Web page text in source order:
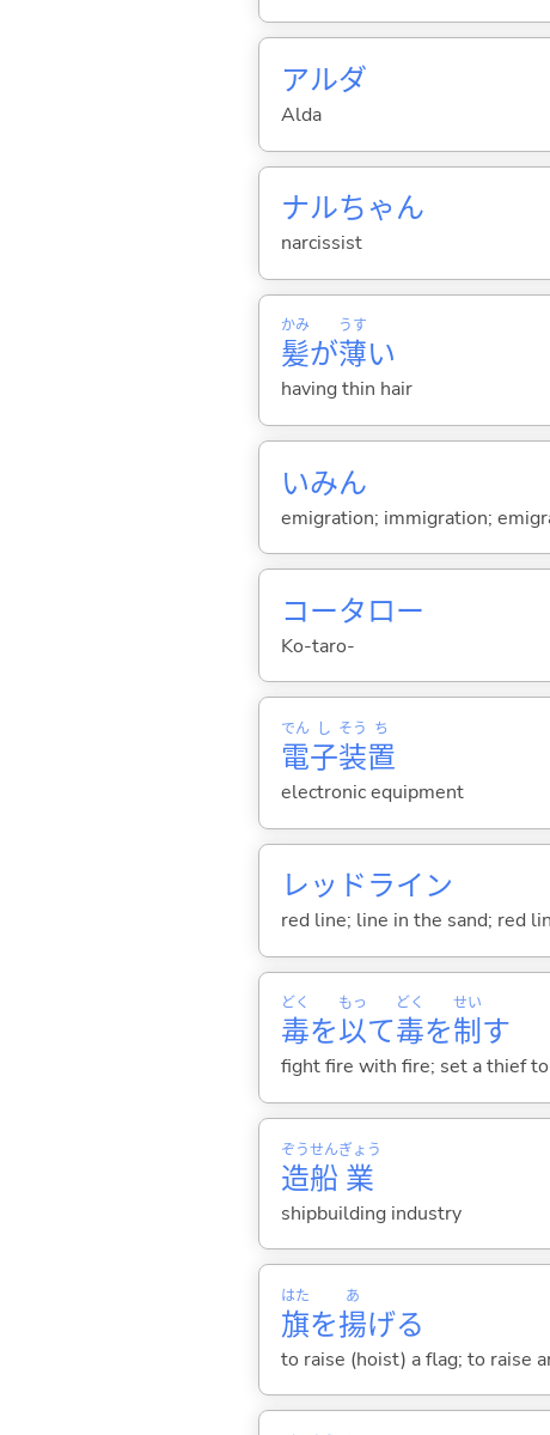
アルダ
Alda
ナルちゃん
narcissist
髪
かみ
が薄
うす
い
having thin hair
いみん
emigration; immigration;
コータロー
Ko-taro-
電
でん
子
し
装
そう
置
ち
electronic equipment
レッドライン
red line; line in the sand; red
毒
どく
を以
もっ
て毒
どく
を制
せい
す
fight fire with fire; set a thief
造
ぞう
船
せん
業
ぎょう
shipbuilding industry
旗
はた
を揚
あ
げる
to raise (hoist) a flag; to raise